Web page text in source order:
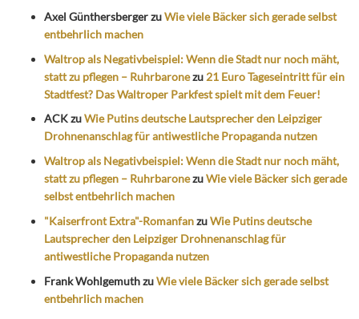
Axel GünthersbergerzuWie viele Bäcker sich gerade selbst
entbehrlich machen
Waltrop als Negativbeispiel: Wenn die Stadt nur noch mäht,
statt zu pflegen – Ruhrbaronezu 21 Euro Tageseintritt für ein
Stadtfest? Das Waltroper Parkfest spielt mit dem Feuer!
ACKzuWie Putins deutsche Lautsprecher den Leipziger
Drohnenanschlag für antiwestliche Propaganda nutzen
Waltrop als Negativbeispiel: Wenn die Stadt nur noch mäht,
statt zu pflegen – RuhrbaronezuWie viele Bäcker sich gerade
selbst entbehrlich machen
"Kaiserfront Extra"-RomanfanzuWie Putins deutsche
Lautsprecher den Leipziger Drohnenanschlag für
antiwestliche Propaganda nutzen
Frank WohlgemuthzuWie viele Bäcker sich gerade selbst
entbehrlich machen